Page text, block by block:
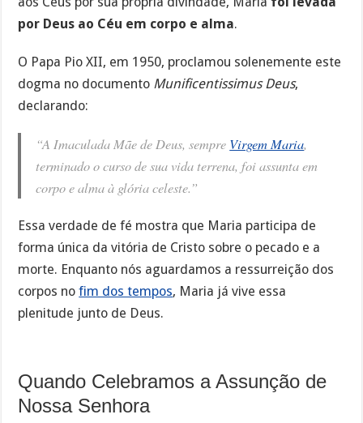
por Deus ao Céu em corpo e alma.
O Papa Pio XII, em 1950, proclamou solenemente este
dogma no documento Munificentissimus Deus,
declarando:
“A Imaculada Mãe de Deus, sempre Virgem Maria,
terminado o curso de sua vida terrena, foi assunta em
corpo e alma à glória celeste.”
Essa verdade de fé mostra que Maria participa de
forma única da vitória de Cristo sobre o pecado e a
morte. Enquanto nós aguardamos a ressurreição dos
corpos nofim dos tempos, Maria já vive essa
plenitude junto de Deus.
Quando Celebramos a Assunção de
Nossa Senhora